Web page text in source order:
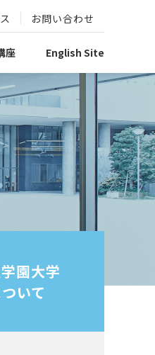
お問い合わせ
座 English Site
園大学
いて